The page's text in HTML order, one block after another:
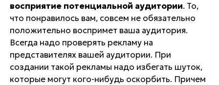
восприятие потенциальной аудитории. То,
что понравилось вам, совсем не обязательно
положительно воспримет ваша аудитория.
Всегда надо проверять рекламу на
представителях вашей аудитории. При
создании такой рекламы надо избегать шуток,
которые могут кого-нибудь оскорбить. Причем